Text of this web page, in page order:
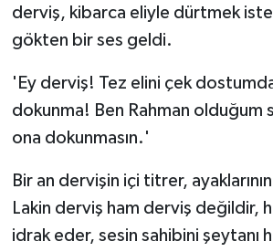
derviş, kibarca eliyle dürtmek
gökten bir ses geldi.
'Ey derviş! Tez elini çek
dokunma! Ben Rahman olduğum
ona dokunmasın.'
Bir an dervişin içi titrer,
Lakin derviş ham derviş değildir,
idrak eder, sesin sahibini şeytanı